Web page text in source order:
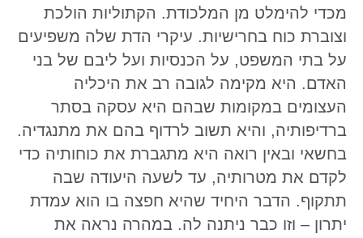
מכדי להימלט מן המלכודת. הקתוליות הולכת
וצוברת כוח בחרישיות. עיקרי הדת שלה משפיעים
על בתי המשפט, על הכנסיות ועל ליבם של בני
האדם. היא מקימה לגובה רב את היכליה
העצומים במקומות שבהם היא עסקה בסתר
ברדיפותיה, והיא תשוב לרדוף בהם את מתנגדיה.
בחשאי ובאין רואה היא מתגברת את כוחותיה כדי
לקדם את מטרותיה, עד לשעה היעודה שבה
תתקוף. הדבר היחיד שהיא חפצה בו הוא עמדת
יתרון – וזו כבר ניתנה לה. במהרה נראה את